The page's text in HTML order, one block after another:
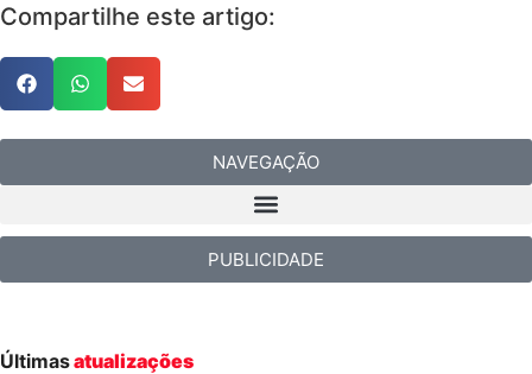
Compartilhe este artigo:
NAVEGAÇÃO
PUBLICIDADE
Últimasatualizações